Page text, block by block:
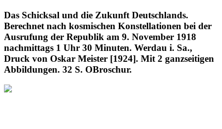
Das Schicksal und die Zukunft Deutschlands.
Berechnet nach kosmischen Konstellationen bei der
Ausrufung der Republik am 9. November 1918
nachmittags 1 Uhr 30 Minuten. Werdau i. Sa.,
Druck von Oskar Meister [1924]. Mit 2 ganzseitigen
Abbildungen. 32 S. OBroschur.